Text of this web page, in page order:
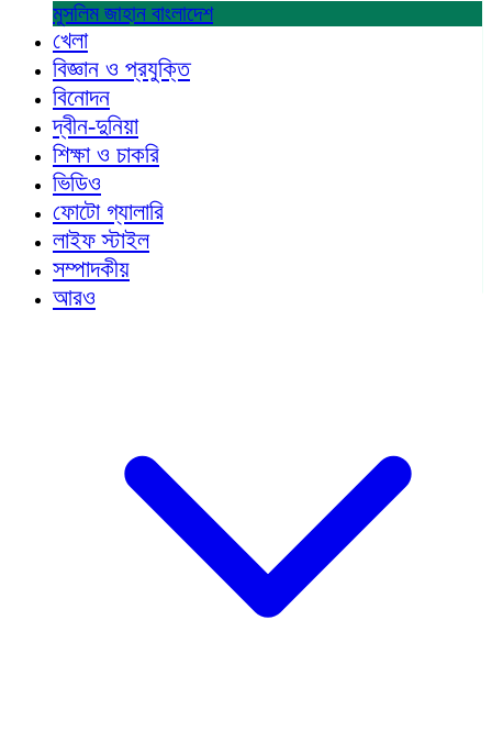
মুসলিম জাহান বাংলাদেশ
খেলা
বিজ্ঞান ও প্রযুক্তি
বিনোদন
দ্বীন-দুনিয়া
শিক্ষা ও চাকরি
ভিডিও
ফোটো গ্যালারি
লাইফ স্টাইল
সম্পাদকীয়
আরও